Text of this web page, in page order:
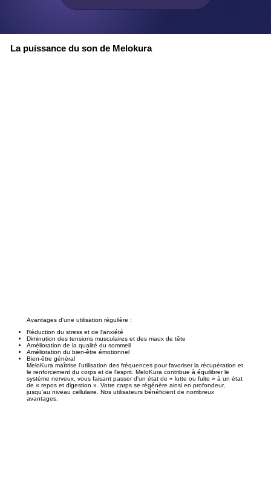
La puissance du son de Melokura
Avantages d'une utilisation régulière :
Réduction du stress et de l'anxiété
Diminution des tensions musculaires et des maux de tête
Amélioration de la qualité du sommeil
Amélioration du bien-être émotionnel
Bien-être général
MeloKura maîtrise l'utilisation des fréquences pour favoriser la récupération et
le renforcement du corps et de l'esprit. MeloKura contribue à équilibrer le
système nerveux, vous faisant passer d'un état de « lutte ou fuite » à un état
de « repos et digestion ». Votre corps se régénère ainsi en profondeur,
jusqu'au niveau cellulaire. Nos utilisateurs bénéficient de nombreux
avantages.